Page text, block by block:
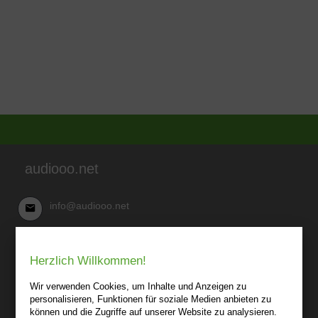
audiooo.net
info@audiooo.net
03 41-25 69 27 20
audiooo.net
Lindenthaler Straße 15
04155 Leipzig
Herzlich Willkommen!
Wir verwenden Cookies, um Inhalte und Anzeigen zu
personalisieren, Funktionen für soziale Medien anbieten zu
können und die Zugriffe auf unserer Website zu analysieren.